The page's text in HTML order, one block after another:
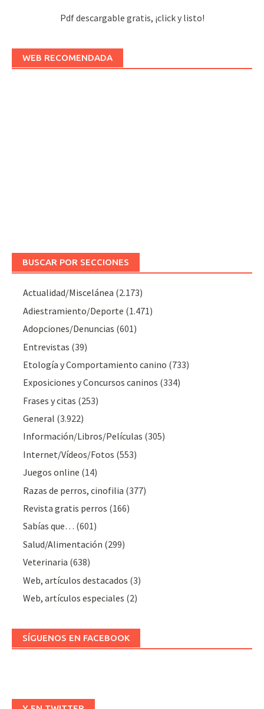
Pdf descargable gratis, ¡click y listo!
WEB RECOMENDADA
BUSCAR POR SECCIONES
Actualidad/Miscelánea (2.173)
Adiestramiento/Deporte (1.471)
Adopciones/Denuncias (601)
Entrevistas (39)
Etología y Comportamiento canino (733)
Exposiciones y Concursos caninos (334)
Frases y citas (253)
General (3.922)
Información/Libros/Películas (305)
Internet/Vídeos/Fotos (553)
Juegos online (14)
Razas de perros, cinofilia (377)
Revista gratis perros (166)
Sabías que… (601)
Salud/Alimentación (299)
Veterinaria (638)
Web, artículos destacados (3)
Web, artículos especiales (2)
SÍGUENOS EN FACEBOOK